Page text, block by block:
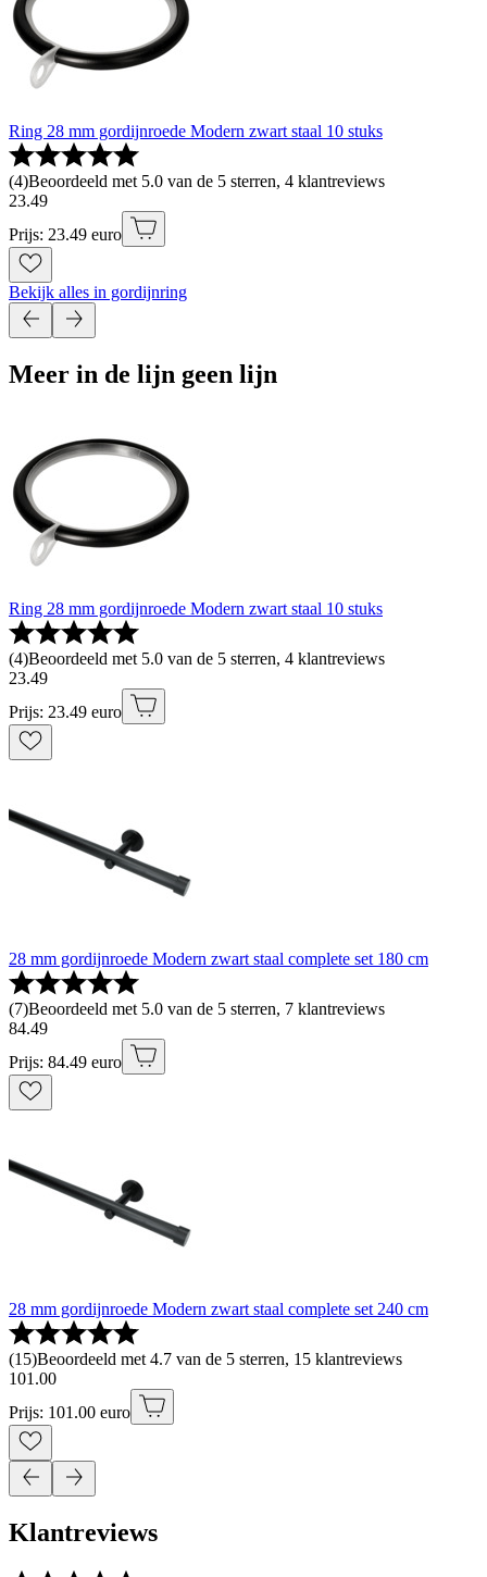
Ring 28 mm gordijnroede Modern zwart staal 10 stuks
(4)Beoordeeld met 5.0 van de 5 sterren, 4 klantreviews
23.49
Prijs: 23.49 euro
Bekijk alles in gordijnring
Meer in de lijn geen lijn
Ring 28 mm gordijnroede Modern zwart staal 10 stuks
(4)Beoordeeld met 5.0 van de 5 sterren, 4 klantreviews
23.49
Prijs: 23.49 euro
28 mm gordijnroede Modern zwart staal complete set 180 cm
(7)Beoordeeld met 5.0 van de 5 sterren, 7 klantreviews
84.49
Prijs: 84.49 euro
28 mm gordijnroede Modern zwart staal complete set 240 cm
(15)Beoordeeld met 4.7 van de 5 sterren, 15 klantreviews
101.00
Prijs: 101.00 euro
Klantreviews